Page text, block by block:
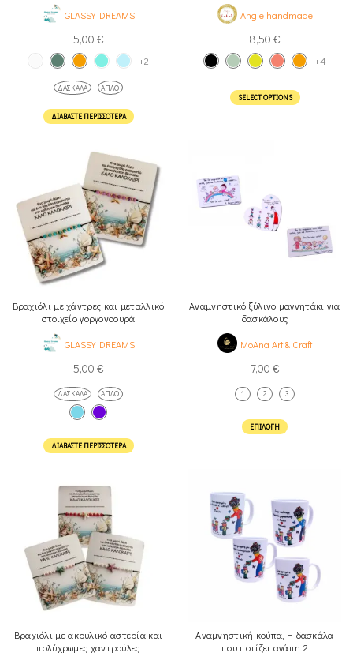
GLASSY DREAMS
5,00 €
+2
ΔΑΣΚΆΛΑ ΑΠΛΌ
ΔΙΑΒΆΣΤΕ ΠΕΡΙΣΣΌΤΕΡΑ
Angie handmade
8,50 €
+4
SELECT OPTIONS
Βραχιόλι με χάντρες και μεταλλικό
στοιχείο γοργονοουρά
GLASSY DREAMS
5,00 €
ΔΑΣΚΆΛΑ ΑΠΛΌ
ΔΙΑΒΆΣΤΕ ΠΕΡΙΣΣΌΤΕΡΑ
Αναμνηστικό ξύλινο μαγνητάκι για
δασκάλους
MoAna Art & Craft
7,00 €
1 2 3
ΕΠΙΛΟΓΉ
Βραχιόλι με ακρυλικό αστερία και
πολύχρωμες χαντρούλες
Αναμνηστική κούπα, Η δασκάλα
που ποτίζει αγάπη 2